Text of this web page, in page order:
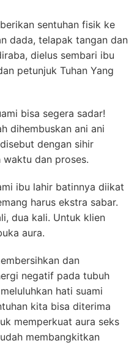
sentuhan fisik ke
dada, telapak tangan dan
dielus sembari ibu
petunjuk Tuhan Yang
bisa segera sadar!
dihembuskan ani ani
dengan sihir
dan proses.
ibu lahir batinnya diikat
harus ekstra sabar.
dua kali. Untuk klien
aura.
dan
negatif pada tubuh
hati suami
kita bisa diterima
memperkuat aura seks
membangkitkan